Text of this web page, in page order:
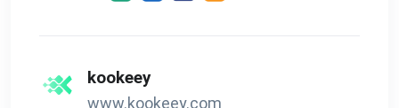
kookeey
www.kookeey.com